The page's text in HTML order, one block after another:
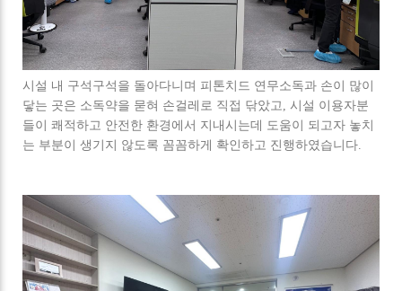
시설 내 구석구석을 돌아다니며 피톤치드 연무소독과 손이 많이
닿는 곳은 소독약을 묻혀 손걸레로 직접 닦았고, 시설 이용자분
들이 쾌적하고 안전한 환경에서 지내시는데 도움이 되고자 놓치
는 부분이 생기지 않도록 꼼꼼하게 확인하고 진행하였습니다.